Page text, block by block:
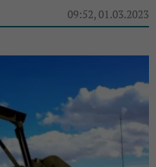
09:52, 01.03.2023